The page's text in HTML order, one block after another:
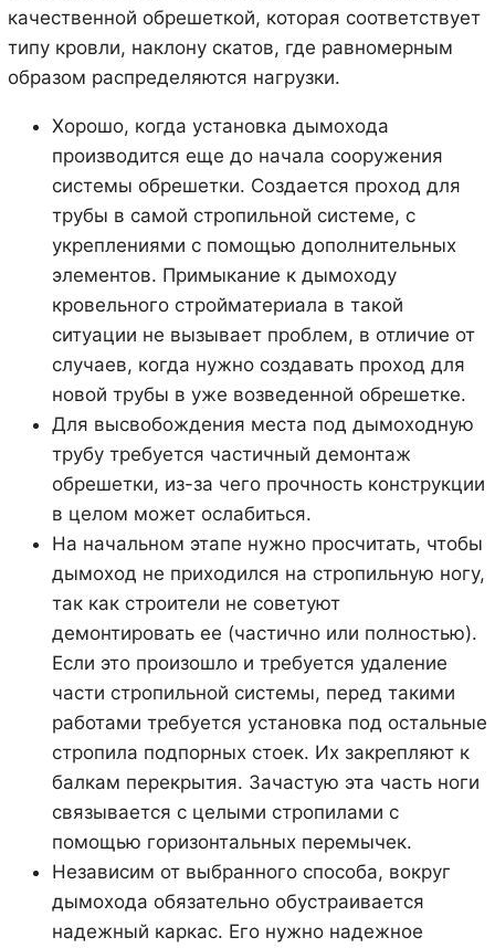
качественной обрешеткой, которая соответствует
типу кровли, наклону скатов, где равномерным
образом распределяются нагрузки.
Хорошо, когда установка дымохода
производится еще до начала сооружения
системы обрешетки. Создается проход для
трубы в самой стропильной системе, с
укреплениями с помощью дополнительных
элементов. Примыкание к дымоходу
кровельного стройматериала в такой
ситуации не вызывает проблем, в отличие от
случаев, когда нужно создавать проход для
новой трубы в уже возведенной обрешетке.
Для высвобождения места под дымоходную
трубу требуется частичный демонтаж
обрешетки, из-за чего прочность конструкции
в целом может ослабиться.
На начальном этапе нужно просчитать, чтобы
дымоход не приходился на стропильную ногу,
так как строители не советуют
демонтировать ее (частично или полностью).
Если это произошло и требуется удаление
части стропильной системы, перед такими
работами требуется установка под остальные
стропила подпорных стоек. Их закрепляют к
балкам перекрытия. Зачастую эта часть ноги
связывается с целыми стропилами с
помощью горизонтальных перемычек.
Независим от выбранного способа, вокруг
дымохода обязательно обустраивается
надежный каркас. Его нужно надежное